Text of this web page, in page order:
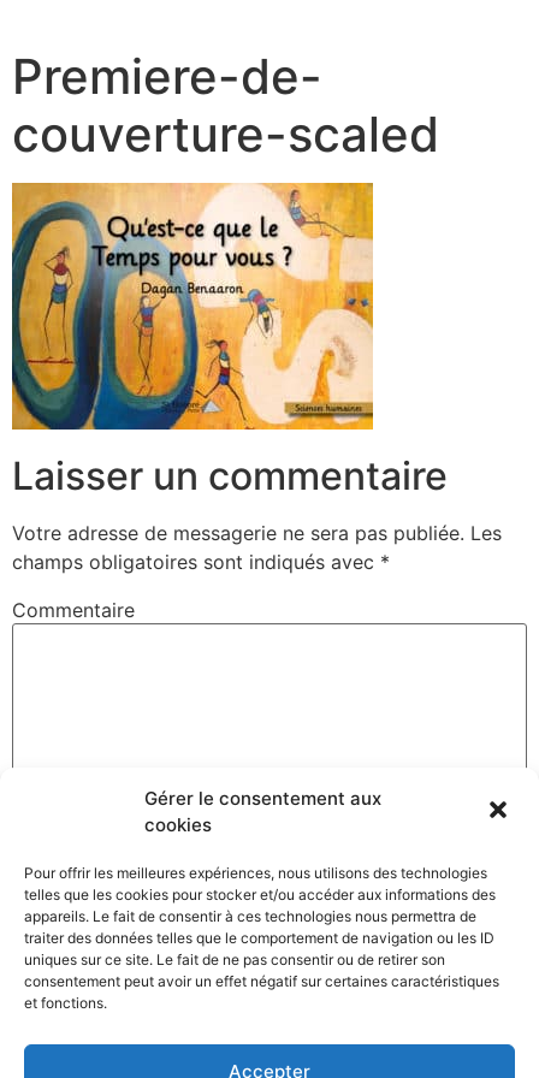
Gérer le consentement aux
cookies
Pour offrir les meilleures expériences, nous utilisons des technologies
telles que les cookies pour stocker et/ou accéder aux informations des
appareils. Le fait de consentir à ces technologies nous permettra de
traiter des données telles que le comportement de navigation ou les ID
uniques sur ce site. Le fait de ne pas consentir ou de retirer son
consentement peut avoir un effet négatif sur certaines caractéristiques
et fonctions.
Accepter
Premiere-de-
couverture-scaled
Laisser un commentaire
Votre adresse de messagerie ne sera pas publiée. Les
champs obligatoires sont indiqués avec *
Commentaire
Nom*
Adresse de messagerie